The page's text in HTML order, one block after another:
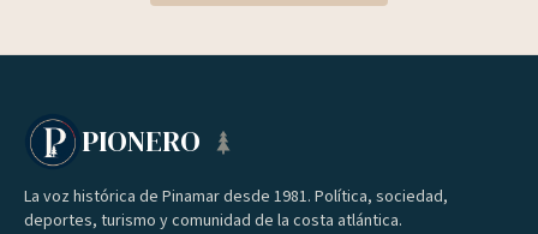
PIONERO
La voz histórica de Pinamar desde 1981. Política, sociedad,
deportes, turismo y comunidad de la costa atlántica.